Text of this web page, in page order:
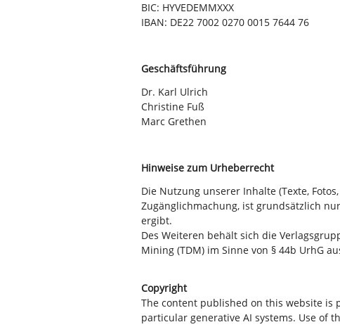
BIC: HYVEDEMMXXX
IBAN: DE22 7002 0270 0015 7644 76
Geschäftsführung
Dr. Karl Ulrich
Christine Fuß
Marc Grethen
Hinweise zum Urheberrecht
Die Nutzung unserer Inhalte (Texte,
Zugänglichmachung, ist grundsätzlich
ergibt.
Des Weiteren behält sich die
Mining (TDM) im Sinne von § 44b UrhG
Copyright
The content published on this website is
particular generative AI systems. Use of